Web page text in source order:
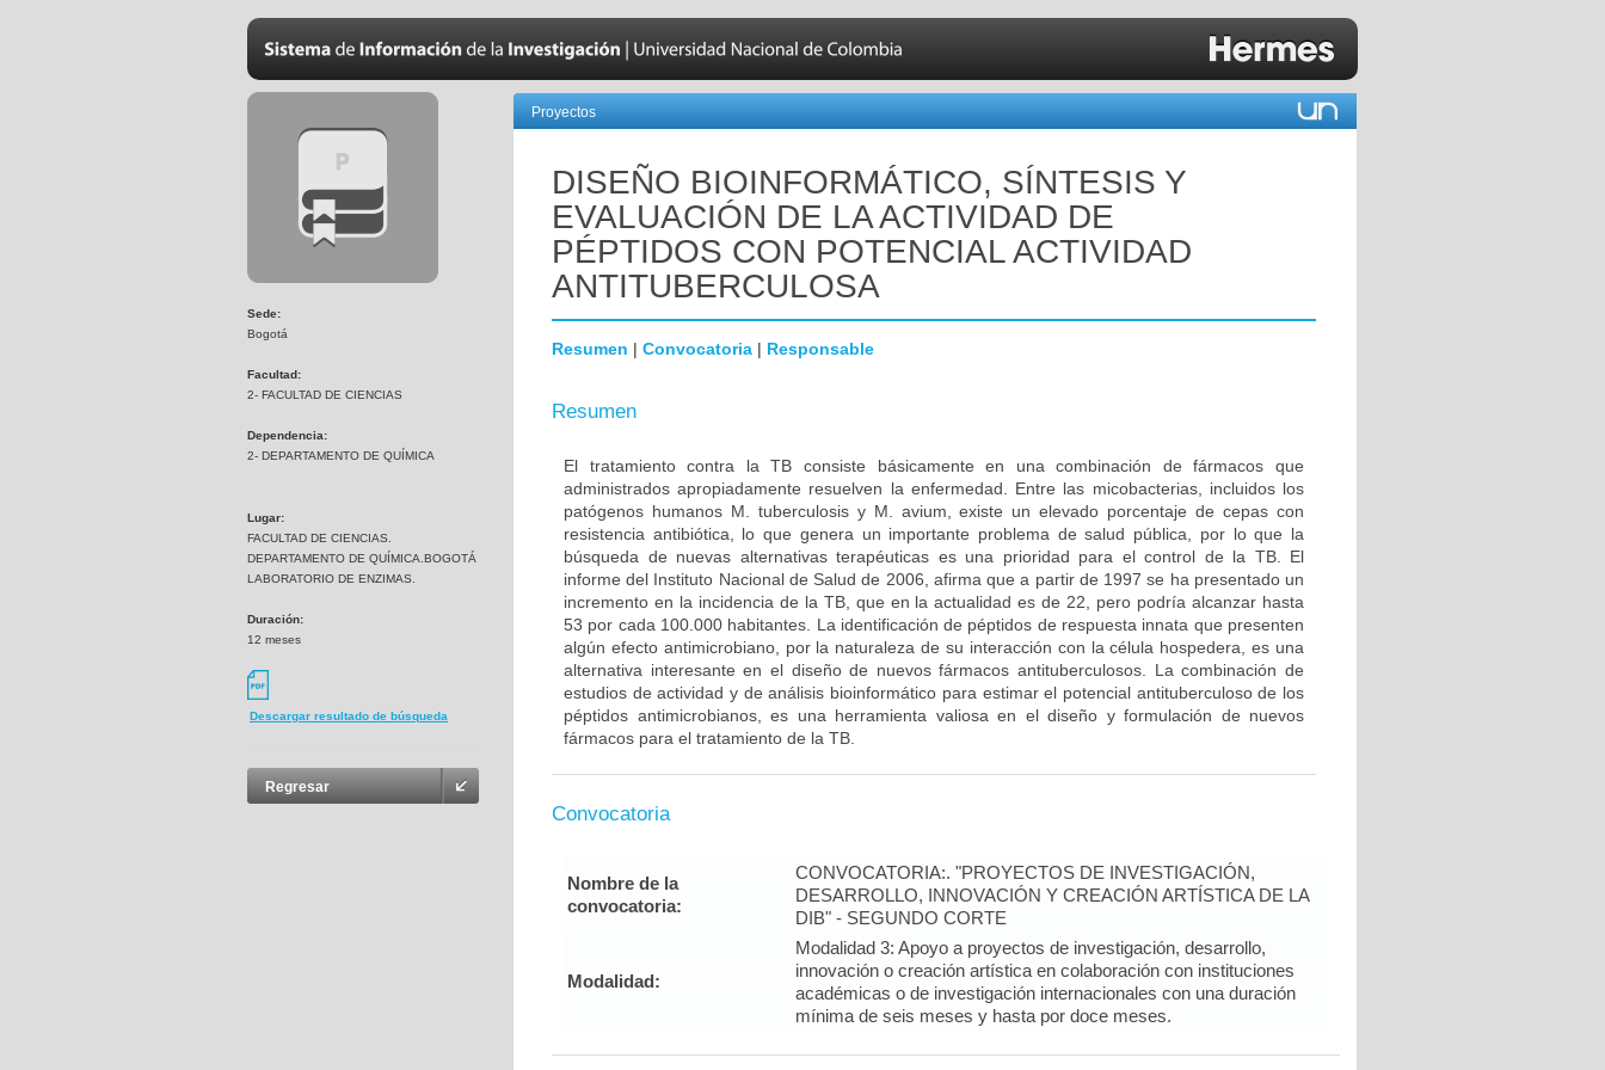
Sede:
Bogotá
Facultad:
2- FACULTAD DE CIENCIAS
Dependencia:
2- DEPARTAMENTO DE QUÍMICA
Lugar:
FACULTAD DE CIENCIAS.
DEPARTAMENTO DE QUÍMICA.BOGOTÁ
LABORATORIO DE ENZIMAS.
Duración:
12 meses
Descargar resultado de búsqueda
Regresar
Proyectos
DISEÑO BIOINFORMÁTICO, SÍNTESIS Y
EVALUACIÓN DE LA ACTIVIDAD DE
PÉPTIDOS CON POTENCIAL ACTIVIDAD
ANTITUBERCULOSA
Resumen | Convocatoria | Responsable
Resumen
El tratamiento contra la TB consiste básicamente en una combinación de fármacos que
administrados apropiadamente resuelven la enfermedad. Entre las micobacterias, incluidos los
patógenos humanos M. tuberculosis y M. avium, existe un elevado porcentaje de cepas con
resistencia antibiótica, lo que genera un importante problema de salud pública, por lo que la
búsqueda de nuevas alternativas terapéuticas es una prioridad para el control de la TB. El
informe del Instituto Nacional de Salud de 2006, afirma que a partir de 1997 se ha presentado un
incremento en la incidencia de la TB, que en la actualidad es de 22, pero podría alcanzar hasta
53 por cada 100.000 habitantes. La identificación de péptidos de respuesta innata que presenten
algún efecto antimicrobiano, por la naturaleza de su interacción con la célula hospedera, es una
alternativa interesante en el diseño de nuevos fármacos antituberculosos. La combinación de
estudios de actividad y de análisis bioinformático para estimar el potencial antituberculoso de los
péptidos antimicrobianos, es una herramienta valiosa en el diseño y formulación de nuevos
fármacos para el tratamiento de la TB.
Convocatoria
Nombre de la
convocatoria:
CONVOCATORIA:. "PROYECTOS DE INVESTIGACIÓN,
DESARROLLO, INNOVACIÓN Y CREACIÓN ARTÍSTICA DE LA
DIB" - SEGUNDO CORTE
Modalidad:
Modalidad 3: Apoyo a proyectos de investigación, desarrollo,
innovación o creación artística en colaboración con instituciones
académicas o de investigación internacionales con una duración
mínima de seis meses y hasta por doce meses.